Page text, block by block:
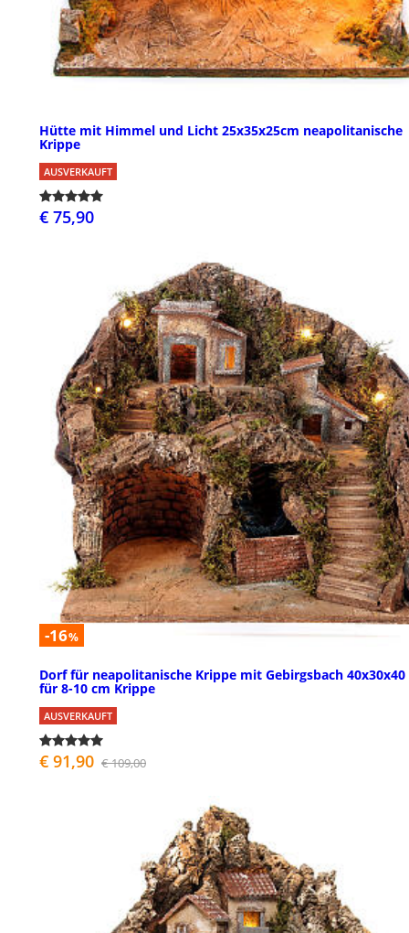
Hütte mit Himmel und Licht 25x35x25cm neapolitanische
Krippe
AUSVERKAUFT
€ 75,90
-16%
Dorf für neapolitanische Krippe mit Gebirgsbach 40x30x40
für 8-10 cm Krippe
AUSVERKAUFT
€ 91,90 € 109,00